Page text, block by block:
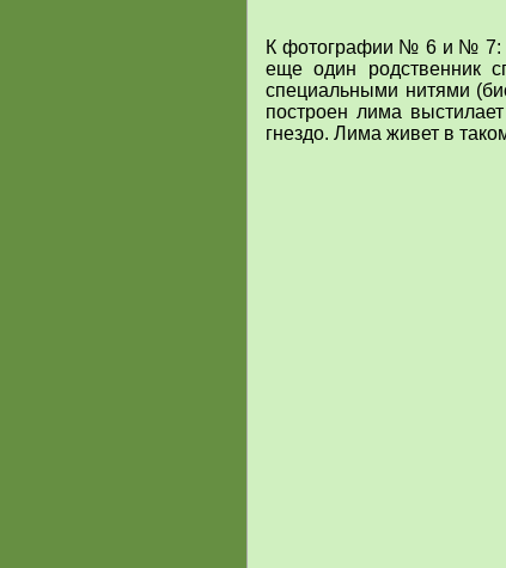
К фотографии № 6 и № 7:
еще один родственник
специальными нитями
построен лима
гнездо. Лима живет в